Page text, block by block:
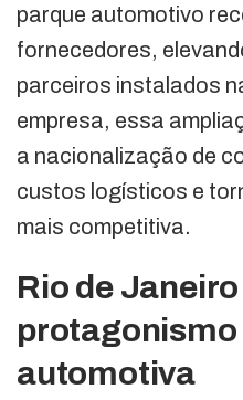
parque automotivo
fornecedores,
parceiros instalados
empresa, essa
a nacionalização de
custos logísticos e
mais competitiva.
Rio de
automotiva